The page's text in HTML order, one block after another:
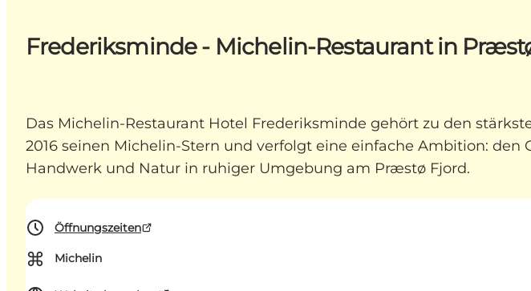
Frederiksminde - Michelin-Restaurant in
Das Michelin-Restaurant Hotel Frederiksminde gehört zu den
2016 seinen Michelin-Stern und verfolgt eine einfache Ambition:
Handwerk und Natur in ruhiger Umgebung am Præstø Fjord.
Öffnungszeiten
⌘ Michelin